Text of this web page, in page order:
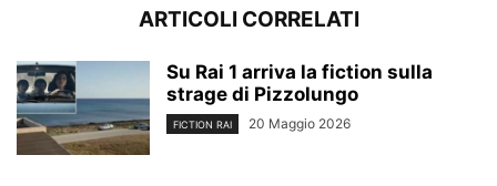
ARTICOLI CORRELATI
Su Rai 1 arriva la fiction sulla
strage di Pizzolungo
FICTION RAI 20 Maggio 2026